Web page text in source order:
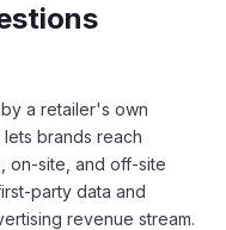
a retailer's own
brands reach
on-site, and off-site
party data and
revenue stream.